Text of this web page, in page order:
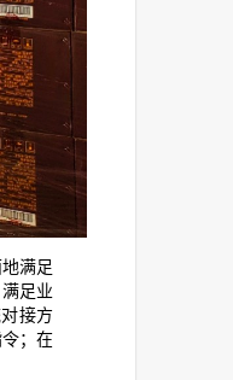
满足
足业
接方
；在